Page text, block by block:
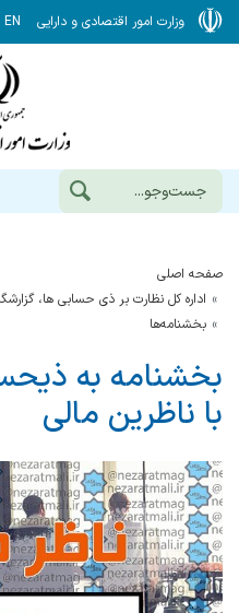
وزارت امور اقتصادی و دارایی EN
صفحه اصلی
اداره کل نظارت بر ذی حسابی ها،
بخشنامه‌ها
بخشنامه به
با ناظرین مالی